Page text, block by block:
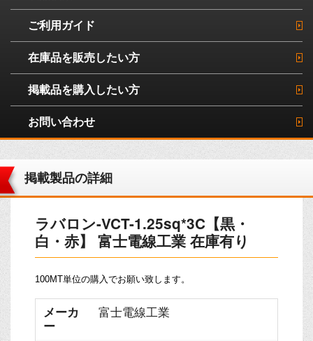
ご利用ガイド
在庫品を販売したい方
掲載品を購入したい方
お問い合わせ
掲載製品の詳細
ラバロン-VCT-1.25sq*3C【黒・
白・赤】 富士電線工業 在庫有り
100MT単位の購入でお願い致します。
メーカ
ー
富士電線工業